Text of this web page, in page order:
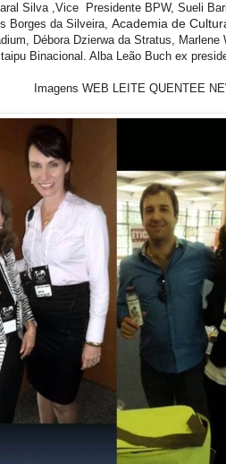
Silva ,Vice Presidente BPW, Sueli
Borges da Silveira, Academia de
Débora Dzierwa da Stratus,
Binacional. Alba Leão Buch ex
LEITE QUENTEE NEWS